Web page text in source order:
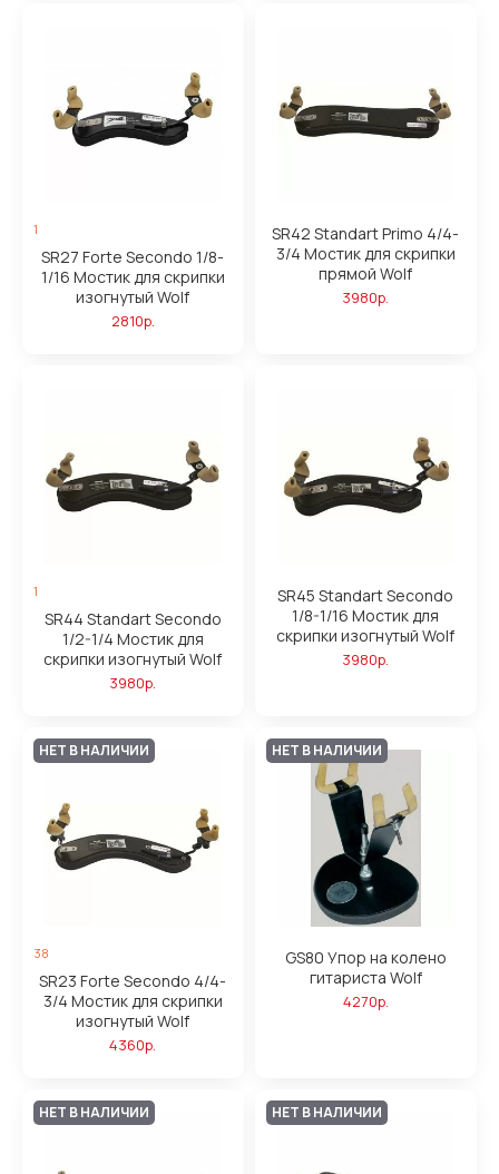
1
SR27 Forte Secondo 1/8-
1/16 Мостик для скрипки
изогнутый Wolf
2810р.
SR42 Standart Primo 4/4-
3/4 Мостик для скрипки
прямой Wolf
3980р.
1
SR44 Standart Secondo
1/2-1/4 Мостик для
скрипки изогнутый Wolf
3980р.
SR45 Standart Secondo
1/8-1/16 Мостик для
скрипки изогнутый Wolf
3980р.
НЕТ В НАЛИЧИИ
38
SR23 Forte Secondo 4/4-
3/4 Мостик для скрипки
изогнутый Wolf
4360р.
НЕТ В НАЛИЧИИ
GS80 Упор на колено
гитариста Wolf
4270р.
НЕТ В НАЛИЧИИ НЕТ В НАЛИЧИИ